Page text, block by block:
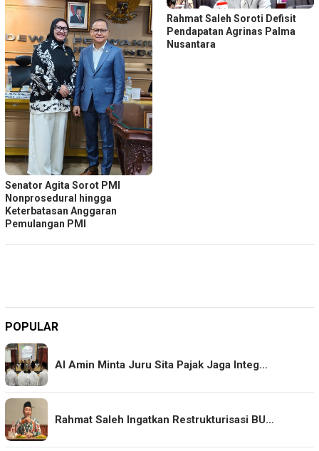
Senator Agita Sorot PMI
Nonprosedural hingga
Keterbatasan Anggaran
Pemulangan PMI
Rahmat Saleh Soroti Defisit
Pendapatan Agrinas Palma
Nusantara
POPULAR
Al Amin Minta Juru Sita Pajak Jaga Integ…
Rahmat Saleh Ingatkan Restrukturisasi BU…